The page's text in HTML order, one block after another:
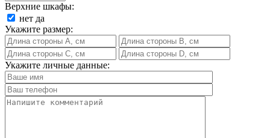
Верхние шкафы:
нет да
Укажите размер:
Укажите личные данные: